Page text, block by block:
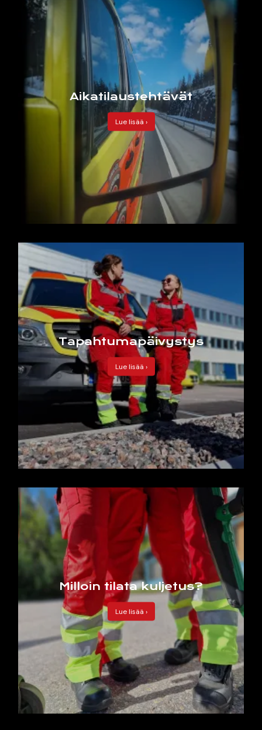
Aikatilaustehtävät
Lue lisää ›
Tapahtumapäivystys
Lue lisää ›
Milloin tilata kuljetus?
Lue lisää ›